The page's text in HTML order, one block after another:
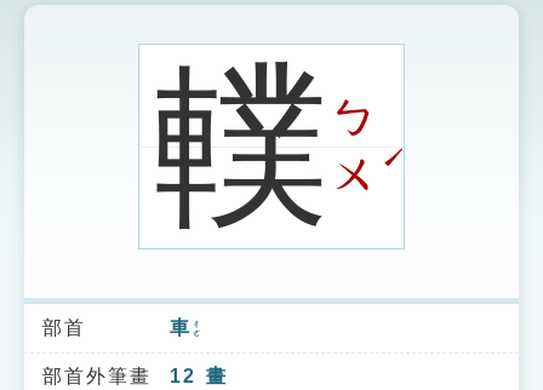
索引選單
知識索引
示
圖
轐ㄅ
ㄨˊ
部首 車 ㄔㄜ
部首外筆畫 12 畫